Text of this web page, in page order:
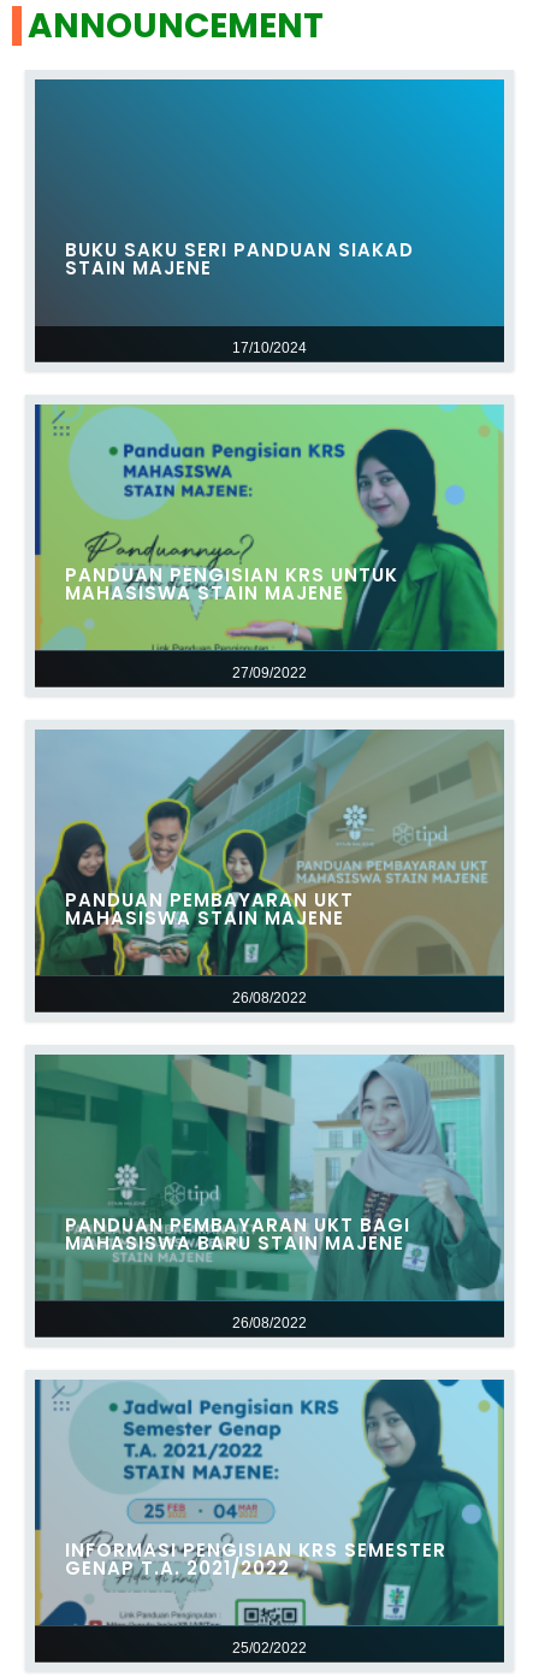
ANNOUNCEMENT
17/10/2024
BUKU SAKU SERI PANDUAN SIAKAD
STAIN MAJENE
27/09/2022
PANDUAN PENGISIAN KRS UNTUK
MAHASISWA STAIN MAJENE
26/08/2022
PANDUAN PEMBAYARAN UKT
MAHASISWA STAIN MAJENE
26/08/2022
PANDUAN PEMBAYARAN UKT BAGI
MAHASISWA BARU STAIN MAJENE
25/02/2022
INFORMASI PENGISIAN KRS SEMESTER
GENAP T.A. 2021/2022